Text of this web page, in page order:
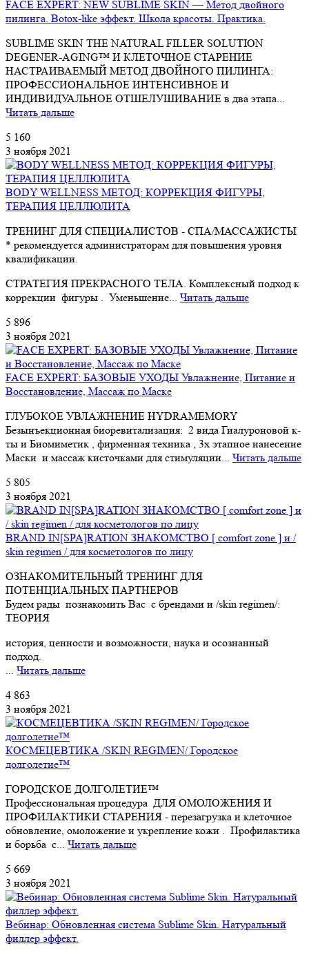
FACE EXPERT: NEW SUBLIME SKIN — Метод двойного
пилинга. Botox-like эффект. Школа красоты. Практика.
SUBLIME SKIN THE NATURAL FILLER SOLUTION
DEGENER-AGING™ И КЛЕТОЧНОЕ СТАРЕНИЕ
НАСТРАИВАЕМЫЙ МЕТОД ДВОЙНОГО ПИЛИНГА:
ПРОФЕССИОНАЛЬНОЕ ИНТЕНСИВНОЕ И
ИНДИВИДУАЛЬНОЕ ОТШЕЛУШИВАНИЕ в два этапа...
Читать дальше
5 160
3 ноября 2021
BODY WELLNESS МЕТОД: КОРРЕКЦИЯ ФИГУРЫ,
ТЕРАПИЯ ЦЕЛЛЮЛИТА
ТРЕНИНГ ДЛЯ СПЕЦИАЛИСТОВ - СПА/МАССАЖИСТЫ
* рекомендуется администраторам для повышения уровня
квалификации.
СТРАТЕГИЯ ПРЕКРАСНОГО ТЕЛА. Комплексный подход к
коррекции фигуры . Уменьшение... Читать дальше
5 896
3 ноября 2021
FACE EXPERT: БАЗОВЫЕ УХОДЫ Увлажнение, Питание и
Восстановление, Массаж по Маске
ГЛУБОКОЕ УВЛАЖНЕНИЕ HYDRAMEMORY
Безынъекционная биоревитализация: 2 вида Гиалуроновой к-
ты и Биомиметик , фирменная техника , 3х этапное нанесение
Маски и массаж кисточками для стимуляции... Читать дальше
5 805
3 ноября 2021
BRAND IN[SPA]RATION ЗНАКОМСТВО [ comfort zone ] и /
skin regimen / для косметологов по лицу
ОЗНАКОМИТЕЛЬНЫЙ ТРЕНИНГ ДЛЯ
ПОТЕНЦИАЛЬНЫХ ПАРТНЕРОВ
Будем рады познакомить Вас с брендами и /skin regimen/:
ТЕОРИЯ
история, ценности и возможности, наука и осознанный
подход.
... Читать дальше
4 863
3 ноября 2021
КОСМЕЦЕВТИКА /SKIN REGIMEN/ Городское
долголетие™
ГОРОДСКОЕ ДОЛГОЛЕТИЕ™
Профессиональная процедура ДЛЯ ОМОЛОЖЕНИЯ И
ПРОФИЛАКТИКИ СТАРЕНИЯ - перезагрузка и клеточное
обновление, омоложение и укрепление кожи . Профилактика
и борьба с... Читать дальше
5 669
3 ноября 2021
Вебинар: Обновленная система Sublime Skin. Натуральный
филлер эффект.